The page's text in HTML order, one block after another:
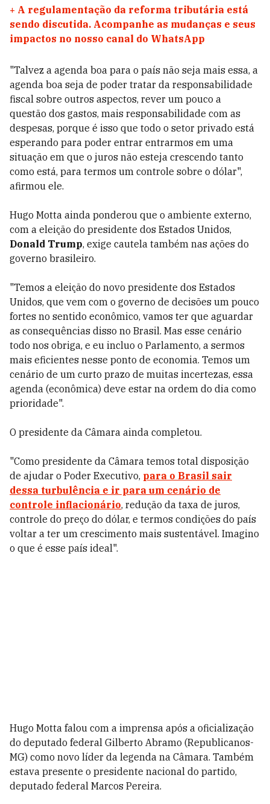
+ A regulamentação da reforma tributária está
sendo discutida. Acompanhe as mudanças e seus
impactos no nosso canal do WhatsApp
"Talvez a agenda boa para o país não seja mais essa, a
agenda boa seja de poder tratar da responsabilidade
fiscal sobre outros aspectos, rever um pouco a
questão dos gastos, mais responsabilidade com as
despesas, porque é isso que todo o setor privado está
esperando para poder entrar entrarmos em uma
situação em que o juros não esteja crescendo tanto
como está, para termos um controle sobre o dólar",
afirmou ele.
Hugo Motta ainda ponderou que o ambiente externo,
com a eleição do presidente dos Estados Unidos,
Donald Trump, exige cautela também nas ações do
governo brasileiro.
"Temos a eleição do novo presidente dos Estados
Unidos, que vem com o governo de decisões um pouco
fortes no sentido econômico, vamos ter que aguardar
as consequências disso no Brasil. Mas esse cenário
todo nos obriga, e eu incluo o Parlamento, a sermos
mais eficientes nesse ponto de economia. Temos um
cenário de um curto prazo de muitas incertezas, essa
agenda (econômica) deve estar na ordem do dia como
prioridade".
O presidente da Câmara ainda completou.
"Como presidente da Câmara temos total disposição
de ajudar o Poder Executivo, para o Brasil sair
dessa turbulência e ir para um cenário de
controle inflacionário, redução da taxa de juros,
controle do preço do dólar, e termos condições do país
voltar a ter um crescimento mais sustentável. Imagino
o que é esse país ideal".
Hugo Motta falou com a imprensa após a oficialização
do deputado federal Gilberto Abramo (Republicanos-
MG) como novo líder da legenda na Câmara. Também
estava presente o presidente nacional do partido,
deputado federal Marcos Pereira.